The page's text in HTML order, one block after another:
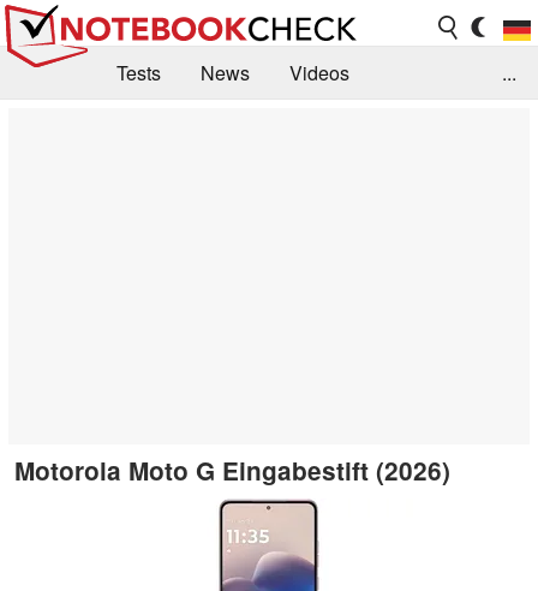
Tests News
Videos
...
Motorola Moto G Eingabestift (2026)